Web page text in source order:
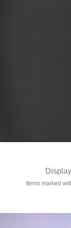
Items marked